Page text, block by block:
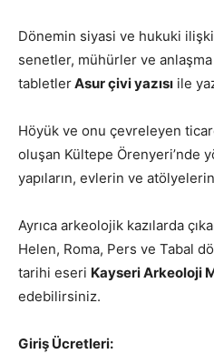
Dönemin siyasi ve hukuki
senetler, mühürler ve
tabletlerAsur çivi yazısı ile
Höyük ve onu çevreleyen
oluşan Kültepe Örenyeri’nde
yapıların, evlerin ve
Ayrıca arkeolojik kazılarda
Helen, Roma, Pers ve Tabal
tarihi eseri Kayseri Arkeoloji
edebilirsiniz.
Giriş Ücretleri: